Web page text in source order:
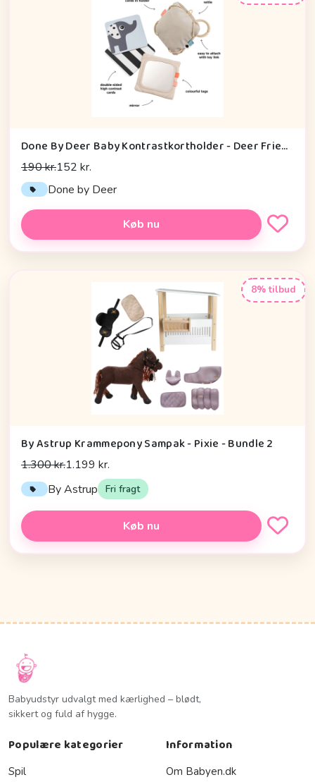
Done By Deer Baby Kontrastkortholder - Deer Friends - Sand
190 kr.152 kr.
Done by Deer
Køb nu
8% tilbud
By Astrup Krammepony Sampak - Pixie - Bundle 2
1.300 kr.1.199 kr.
By Astrup Fri fragt
Køb nu
Babyudstyr udvalgt med kærlighed – blødt,
sikkert og fuld af hygge.
Populære kategorier
Spil
Information
Om Babyen.dk